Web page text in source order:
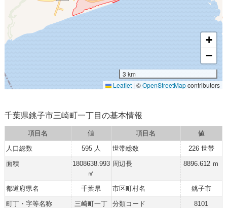
+
−
3 km
Leaflet | ©OpenStreetMapcontributors
千葉県銚子市三崎町一丁目の基本情報
項目名 値 項目名
値
人口総数
595 人 世帯総数
226 世帯
面積
1808638.993
㎡
周辺長 8896.612 ｍ
都道府県名 千葉県 市区町村名
銚子市
町丁・字等名称
三崎町一丁
分類コード 8101